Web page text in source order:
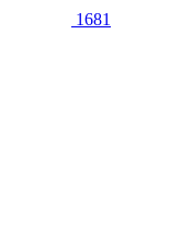
1681